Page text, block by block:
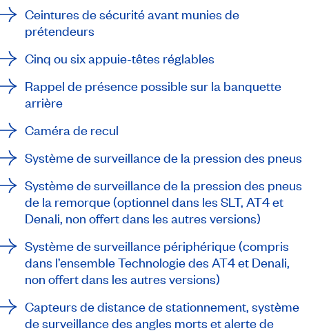
Ceintures de sécurité avant munies de
prétendeurs
Cinq ou six appuie-têtes réglables
Rappel de présence possible sur la banquette
arrière
Caméra de recul
Système de surveillance de la pression des pneus
Système de surveillance de la pression des pneus
de la remorque (optionnel dans les SLT, AT4 et
Denali, non offert dans les autres versions)
Système de surveillance périphérique (compris
dans l’ensemble Technologie des AT4 et Denali,
non offert dans les autres versions)
Capteurs de distance de stationnement, système
de surveillance des angles morts et alerte de